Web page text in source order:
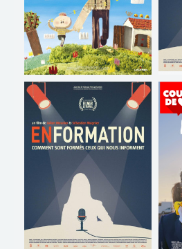
TOUT PUBLIC VF
UN PETIT AIR DE FAMILLE
Horaires et Infos
Bande-annonce
Réservation
TOUT PUBLIC